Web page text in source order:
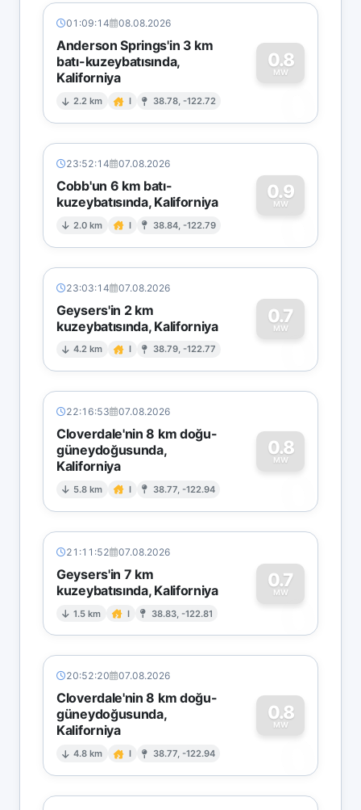
01:09:14 08.08.2026
Anderson Springs'in 3 km
batı-kuzeybatısında,
Kaliforniya
2.2 km I 38.78, -122.72
0.8
MW
0
23:52:14 07.08.2026
Cobb'un 6 km batı-
kuzeybatısında, Kaliforniya
2.0 km I 38.84, -122.79
0.9
MW
0
23:03:14 07.08.2026
Geysers'in 2 km
kuzeybatısında, Kaliforniya
4.2 km I 38.79, -122.77
0.7
MW
0
22:16:53 07.08.2026
Cloverdale'nin 8 km doğu-
güneydoğusunda,
Kaliforniya
5.8 km I 38.77, -122.94
0.8
MW
0
21:11:52 07.08.2026
Geysers'in 7 km
kuzeybatısında, Kaliforniya
1.5 km I 38.83, -122.81
0.7
MW
0
20:52:20 07.08.2026
Cloverdale'nin 8 km doğu-
güneydoğusunda,
Kaliforniya
4.8 km I 38.77, -122.94
0.8
MW
0